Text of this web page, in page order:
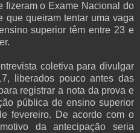
fizeram o Exame Nacional do
que queiram tentar uma vaga
superior têm entre 23 e
coletiva para divulgar
liberados pouco antes das
registrar a nota da prova e
pública de ensino superior
fevereiro. De acordo com o
da antecipação seria